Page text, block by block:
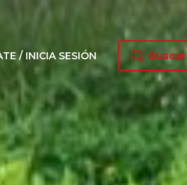
/ INICIA SESIÓN Buscar